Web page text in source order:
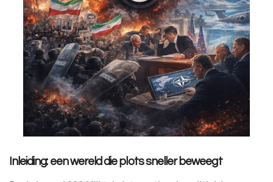
Inleiding: een wereld die plots sneller beweegt